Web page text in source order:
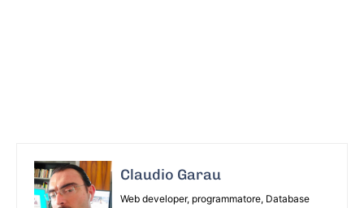
Claudio Garau
Web developer, programmatore, Database